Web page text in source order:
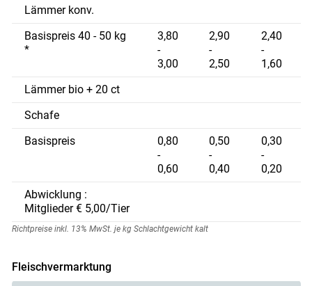
Lämmer konv.
Basispreis 40 - 50 kg
*
3,80
-
3,00
2,90
-
2,50
2,40
-
1,60
Lämmer bio + 20 ct
Schafe
Basispreis
0,80
-
0,60
0,50
-
0,40
0,30
-
0,20
Abwicklung :
Mitglieder € 5,00/Tier
Richtpreise inkl. 13% MwSt. je kg Schlachtgewicht kalt
Fleischvermarktung